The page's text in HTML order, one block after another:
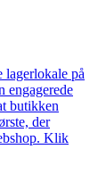
på
engagerede
butikken
der
Klik